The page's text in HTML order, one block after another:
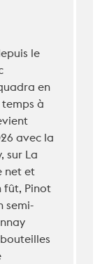
le
en
à
avec la
sur La
net et
fût, Pinot
semi-